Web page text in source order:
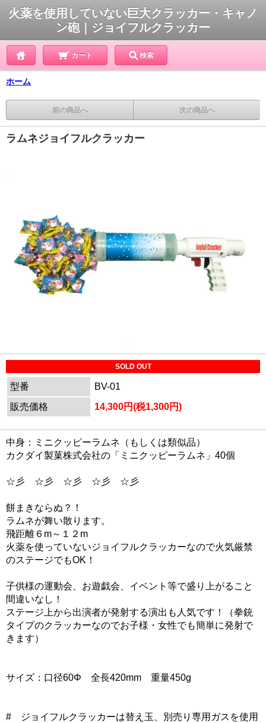
火薬を使用していない巨大クラッカー・キャノ
ン砲｜ジョイフルクラッカー
カート 検索
ホーム
前の商品へ 次の商品へ
ラムネジョイフルクラッカー
SOLD OUT
型番
BV-01
販売価格
14,300円(税1,300円)
中身：ミニクッピーラムネ（もしくは類似品）
カクダイ製菓株式会社の「ミニクッピーラムネ」40個
☆彡 ☆彡 ☆彡 ☆彡 ☆彡
餅まきならぬ？！
ラムネが舞い散ります。
飛距離６m～１２m
火薬を使っていないジョイフルクラッカーなので火気厳禁
のステージでもOK！
子供様の運動会、お遊戯会、イベント等で盛り上がること
間違いなし！
ステージ上から出演者が発射する演出も人気です！（拳銃
タイプのクラッカーなのでお子様・女性でも簡単に発射で
きます）
サイズ：口径60Φ 全長420mm 重量450g
# ジョイフルクラッカーは替え玉、別売り専用ガスを使用